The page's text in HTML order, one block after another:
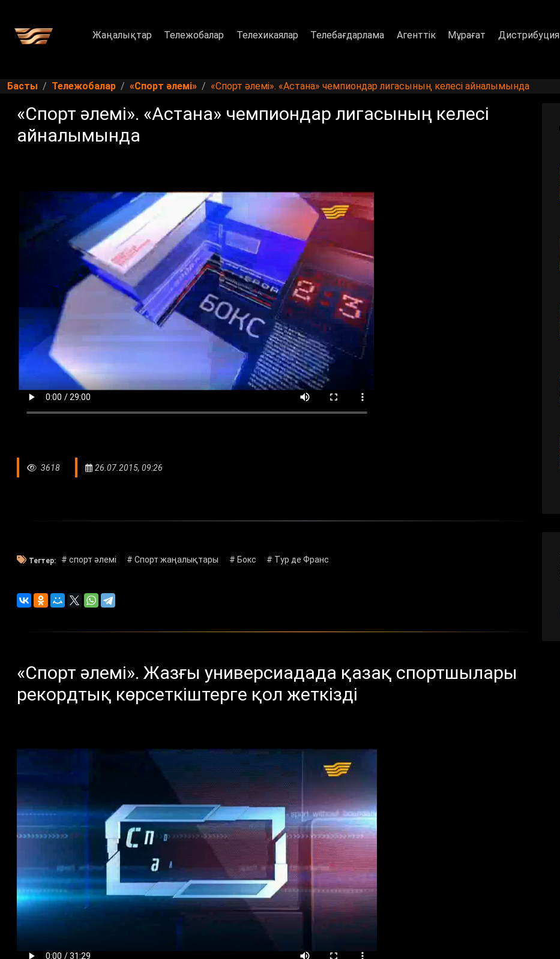
Жаңалықтар Тележобалар Телехикаялар Телебағдарлама Агенттік Мұрағат Дистрибуция
Басты Тележобалар «Спорт әлемі» «Спорт әлемі». «Астана» чемпиондар лигасының келесі айналымында
«Спорт әлемі». «Астана» чемпиондар лигасының келесі
айналымында
3618 26.07.2015, 09:26
Тегтер: # спорт әлемі # Спорт жаңалықтары # Бокс # Тур де Франс
«Спорт әлемі». Жазғы универсиадада қазақ спортшылары
рекордтық көрсеткіштерге қол жеткізді